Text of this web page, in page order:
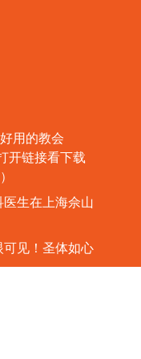
用的教会
开链接看下载
医生在上海佘山
可见！圣体如心